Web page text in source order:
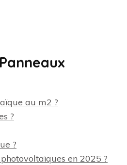
au m2 ?
?
?
en 2025 ?